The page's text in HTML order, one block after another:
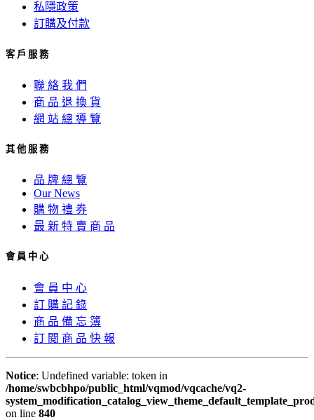
私隱政策
訂購及付款
客 戶 服 務
聯 絡 我 們
商 品 退 換 貨
網 站 總 導 覽
其 他 服 務
品 牌 總 覽
Our News
購 物 禮 券
最 新 特 賣 商 品
會 員 中 心
會 員 中 心
訂 購 記 錄
商 品 備 忘 簿
訂 閱 商 品 快 報
Notice: Undefined variable: token in
/home/swbcbhpo/public_html/vqmod/vqcache/vq2-
on line 840